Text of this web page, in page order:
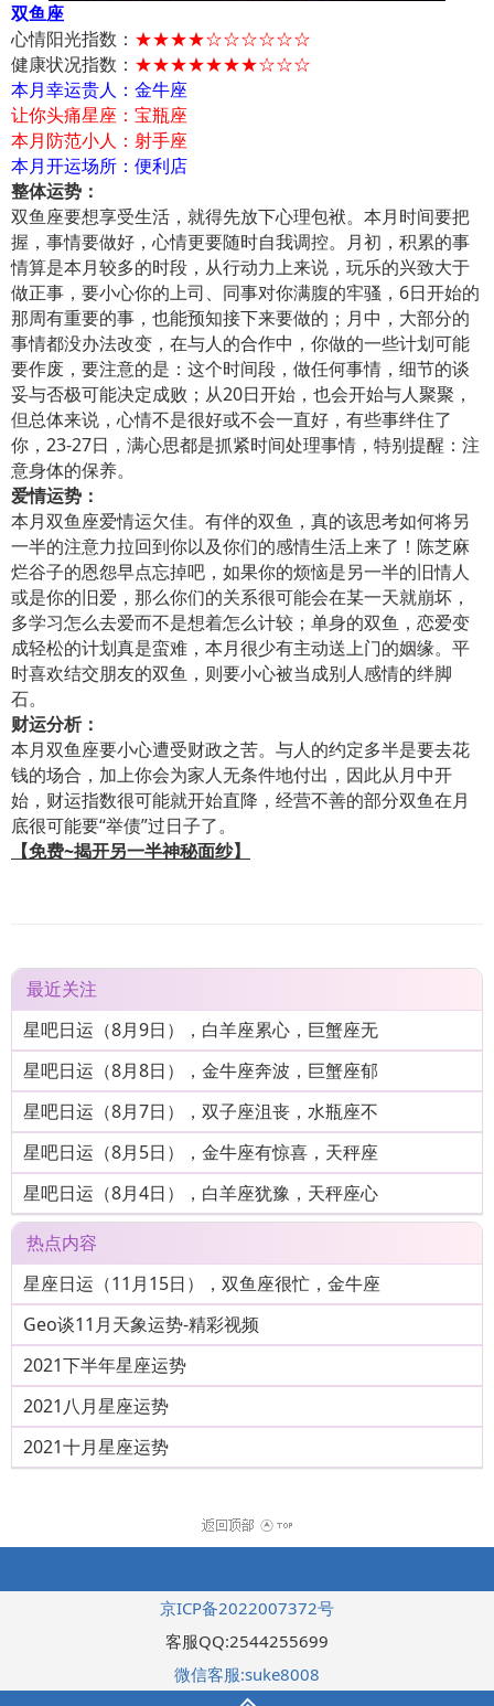
双鱼座
心情阳光指数： ★★★★☆☆☆☆☆☆
健康状况指数： ★★★★★★★☆☆☆
本月幸运贵人：金牛座
让你头痛星座：宝瓶座
本月防范小人：射手座
本月开运场所：便利店
整体运势：
双鱼座要想享受生活，就得先放下心理包袱。本月时间要把
握，事情要做好，心情更要随时自我调控。月初，积累的事
情算是本月较多的时段，从行动力上来说，玩乐的兴致大于
做正事，要小心你的上司、同事对你满腹的牢骚，6日开始的
那周有重要的事，也能预知接下来要做的；月中，大部分的
事情都没办法改变，在与人的合作中，你做的一些计划可能
要作废，要注意的是：这个时间段，做任何事情，细节的谈
妥与否极可能决定成败；从20日开始，也会开始与人聚聚，
但总体来说，心情不是很好或不会一直好，有些事绊住了
你，23-27日，满心思都是抓紧时间处理事情，特别提醒：注
意身体的保养。
爱情运势：
本月双鱼座爱情运欠佳。有伴的双鱼，真的该思考如何将另
一半的注意力拉回到你以及你们的感情生活上来了！陈芝麻
烂谷子的恩怨早点忘掉吧，如果你的烦恼是另一半的旧情人
或是你的旧爱，那么你们的关系很可能会在某一天就崩坏，
多学习怎么去爱而不是想着怎么计较；单身的双鱼，恋爱变
成轻松的计划真是蛮难，本月很少有主动送上门的姻缘。平
时喜欢结交朋友的双鱼，则要小心被当成别人感情的绊脚
石。
财运分析：
本月双鱼座要小心遭受财政之苦。与人的约定多半是要去花
钱的场合，加上你会为家人无条件地付出，因此从月中开
始，财运指数很可能就开始直降，经营不善的部分双鱼在月
底很可能要“举债”过日子了。
【免费~揭开另一半神秘面纱】
最近关注
星吧日运（8月9日），白羊座累心，巨蟹座无
星吧日运（8月8日），金牛座奔波，巨蟹座郁
星吧日运（8月7日），双子座沮丧，水瓶座不
星吧日运（8月5日），金牛座有惊喜，天秤座
星吧日运（8月4日），白羊座犹豫，天秤座心
热点内容
星座日运（11月15日），双鱼座很忙，金牛座
Geo谈11月天象运势-精彩视频
2021下半年星座运势
2021八月星座运势
2021十月星座运势
京ICP备2022007372号
客服QQ:2544255699
微信客服:suke8008